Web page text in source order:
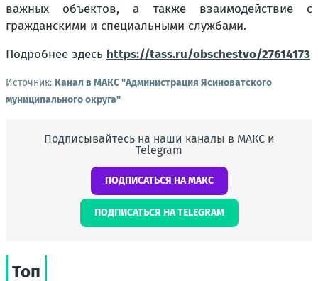
важных объектов, а также взаимодействие с
гражданскими и специальными службами.
Подробнее здесь https://tass.ru/obschestvo/27614173
Источник: Канал в МАКС "Администрация Ясиноватского
муниципального округа"
Подписывайтесь на наши каналы в МАКС и
Telegram
ПОДПИСАТЬСЯ НА МАКС
ПОДПИСАТЬСЯ НА TELEGRAM
Топ